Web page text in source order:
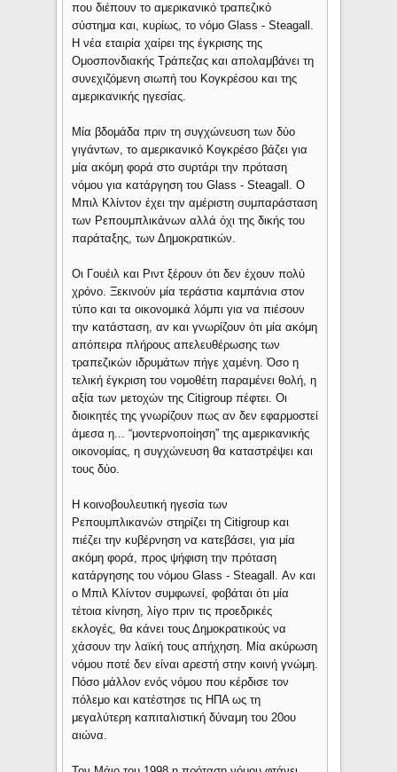
που διέπουν το αμερικανικό τραπεζικό
σύστημα και, κυρίως, το νόμο Glass - Steagall.
Η νέα εταιρία χαίρει της έγκρισης της
Ομοσπονδιακής Τράπεζας και απολαμβάνει τη
συνεχιζόμενη σιωπή του Κογκρέσου και της
αμερικανικής ηγεσίας.
Μία βδομάδα πριν τη συγχώνευση των δύο
γιγάντων, το αμερικανικό Κογκρέσο βάζει για
μία ακόμη φορά στο συρτάρι την πρόταση
νόμου για κατάργηση του Glass - Steagall. Ο
Μπιλ Κλίντον έχει την αμέριστη συμπαράσταση
των Ρεπουμπλικάνων αλλά όχι της δικής του
παράταξης, των Δημοκρατικών.
Οι Γουέιλ και Ριντ ξέρουν ότι δεν έχουν πολύ
χρόνο. Ξεκινούν μία τεράστια καμπάνια στον
τύπο και τα οικονομικά λόμπι για να πιέσουν
την κατάσταση, αν και γνωρίζουν ότι μία ακόμη
απόπειρα πλήρους απελευθέρωσης των
τραπεζικών ιδρυμάτων πήγε χαμένη. Όσο η
τελική έγκριση του νομοθέτη παραμένει θολή, η
αξία των μετοχών της Citigroup πέφτει. Οι
διοικητές της γνωρίζουν πως αν δεν εφαρμοστεί
άμεσα η... “μοντερνοποίηση” της αμερικανικής
οικονομίας, η συγχώνευση θα καταστρέψει και
τους δύο.
Η κοινοβουλευτική ηγεσία των
Ρεπουμπλικανών στηρίζει τη Citigroup και
πιέζει την κυβέρνηση να κατεβάσει, για μία
ακόμη φορά, προς ψήφιση την πρόταση
κατάργησης του νόμου Glass - Steagall. Αν και
ο Μπιλ Κλίντον συμφωνεί, φοβάται ότι μία
τέτοια κίνηση, λίγο πριν τις προεδρικές
εκλογές, θα κάνει τους Δημοκρατικούς να
χάσουν την λαϊκή τους απήχηση. Μία ακύρωση
νόμου ποτέ δεν είναι αρεστή στην κοινή γνώμη.
Πόσο μάλλον ενός νόμου που κέρδισε τον
πόλεμο και κατέστησε τις ΗΠΑ ως τη
μεγαλύτερη καπιταλιστική δύναμη του 20ου
αιώνα.